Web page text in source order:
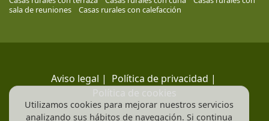
sala de reuniones
Casas rurales con calefacción
Aviso legal | Política de privacidad |
Política de cookies
Utilizamos cookies para mejorar nuestros servicios
analizando sus hábitos de navegación. Si continua